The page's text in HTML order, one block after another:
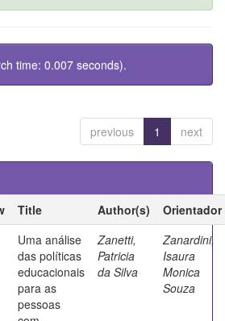
time: 0.007 seconds).
previous 1 next
Title Author(s)
Orientador
Uma análise
das políticas
educacionais
para as
pessoas
Zanetti,
Patricia
da Silva
Zanardini,
Isaura
Monica
Souza